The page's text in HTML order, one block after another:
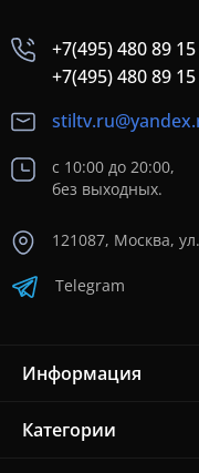
+7(495) 480 89 15
+7(495) 480 89 15
с 10:00 до 20:00,
без выходных.
121087, Москва,
Telegram
Информация
Категории